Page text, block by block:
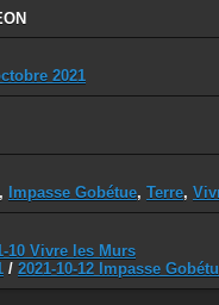
2021
, Impasse Gobétue, Terre,
10 Vivre les Murs
/ 2021-10-12 Impasse